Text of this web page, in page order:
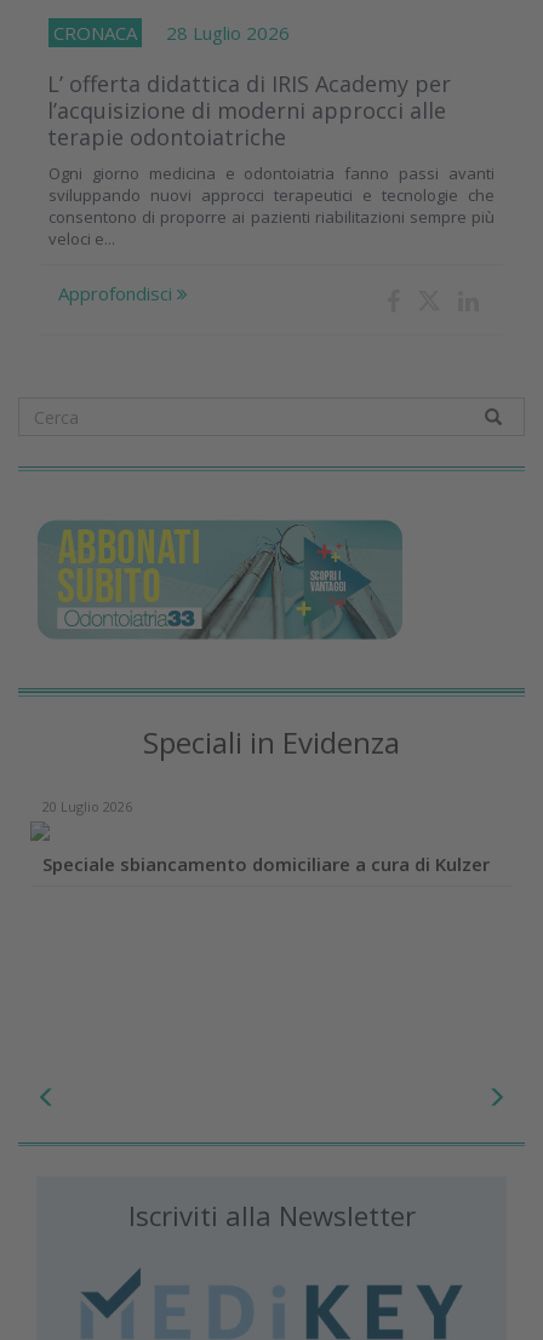
CRONACA 28 Luglio 2026
L’ offerta didattica di IRIS Academy per
l’acquisizione di moderni approcci alle
terapie odontoiatriche
Ogni giorno medicina e odontoiatria fanno passi avanti
sviluppando nuovi approcci terapeutici e tecnologie che
consentono di proporre ai pazienti riabilitazioni sempre più
veloci e...
Approfondisci
Speciali in Evidenza
20 Luglio 2026
Speciale sbiancamento domiciliare a cura di Kulzer
Iscriviti alla Newsletter